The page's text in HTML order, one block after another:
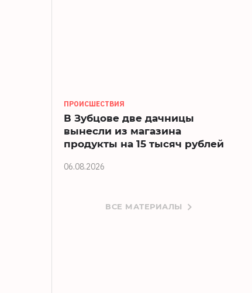
ПРОИСШЕСТВИЯ
В Зубцове две дачницы
вынесли из магазина
продукты на 15 тысяч рублей
06.08.2026
ВСЕ МАТЕРИАЛЫ